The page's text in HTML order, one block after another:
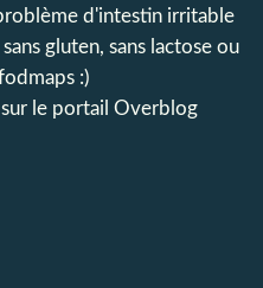
d'intestin irritable
gluten, sans lactose ou
:)
sur le portail Overblog